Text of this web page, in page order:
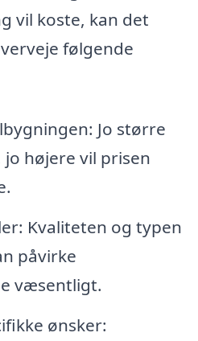
vil koste, kan det
følgende
Jo større
højere vil prisen
Kvaliteten og typen
påvirke
væsentligt.
ønsker: